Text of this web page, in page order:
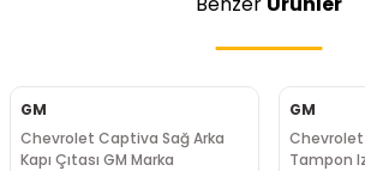
GM
Chevrolet Captiva Sağ Arka
Kapı Çıtası GM Marka
GM
Tampon